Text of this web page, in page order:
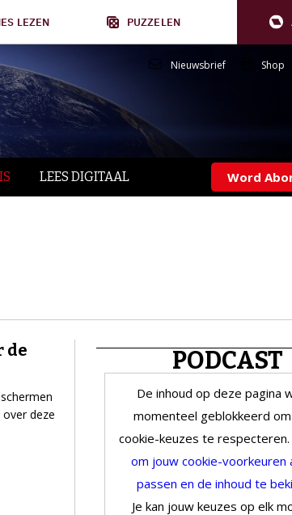
LEZEN PUZZELEN
Nieuwsbrief Shop
LEES DIGITAAL Word
de
deze
PODCAST
De inhoud op deze pagina
momenteel geblokkeerd
cookie-keuzes te respecteren.
om jouw cookie-voorkeuren
passen en de inhoud te
Je kan jouw keuzes op elk